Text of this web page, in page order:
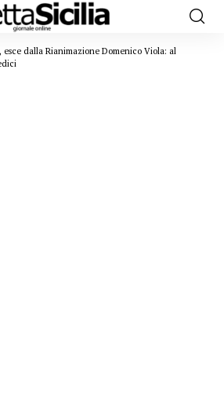
esce dalla Rianimazione Domenico Viola: al